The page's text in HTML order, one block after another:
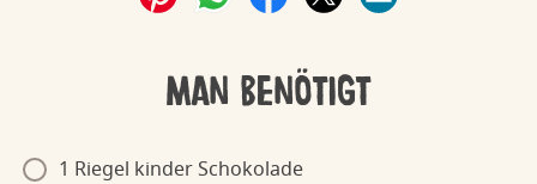
Man benötigt
1 Riegel kinder Schokolade